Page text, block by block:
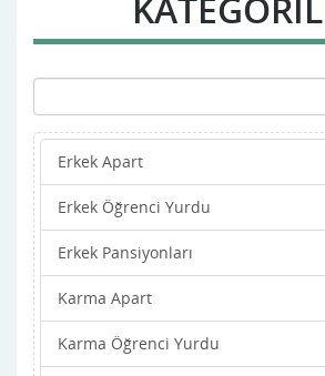
Kuluncak
Merkez
Pötürge
Yazıhan
Yeşilyurt
Erkek Apart
Erkek Öğrenci Yurdu
Erkek Pansiyonları
Karma Apart
Karma Öğrenci Yurdu